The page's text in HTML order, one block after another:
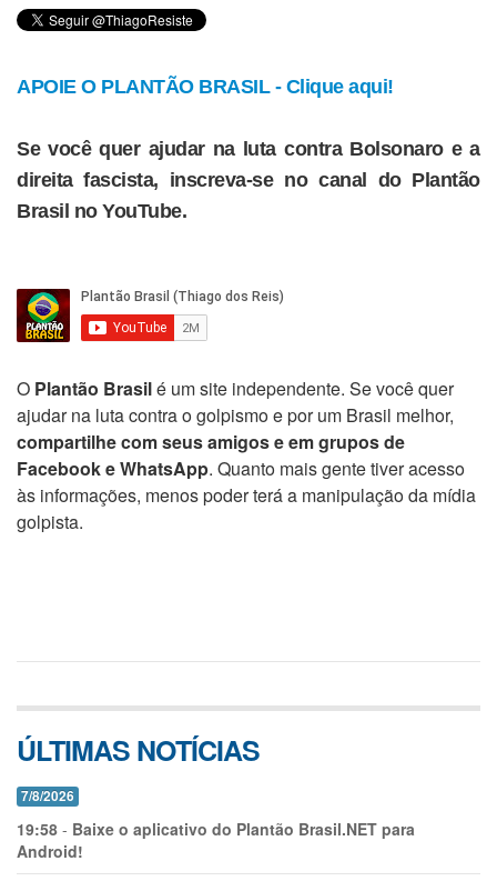
APOIE O PLANTÃO BRASIL - Clique aqui!
Se você quer ajudar na luta contra Bolsonaro e a
direita fascista, inscreva-se no canal do Plantão
Brasil no YouTube.
O Plantão Brasilé um site independente. Se você quer
ajudar na luta contra o golpismo e por um Brasil melhor,
compartilhe com seus amigos e em grupos de
Facebook e WhatsApp. Quanto mais gente tiver acesso
às informações, menos poder terá a manipulação da mídia
golpista.
ÚLTIMAS NOTÍCIAS
7/8/2026
19:58 - Baixe o aplicativo do Plantão Brasil.NET para
Android!